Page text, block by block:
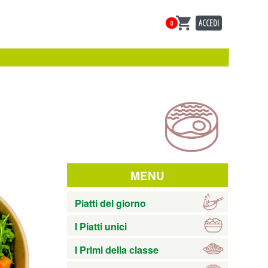
ACCEDI
0
MENU
Piatti del giorno
I Piatti unici
I Primi della classe